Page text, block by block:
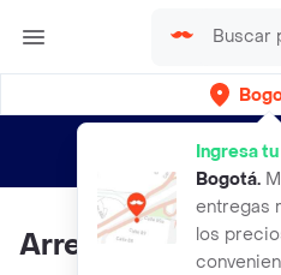
Ingresa
Bogotá.
entregas
los
envíos gratis por
Arreglo Encierro